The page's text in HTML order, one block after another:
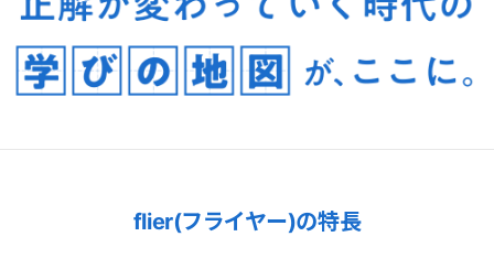
flier(フライヤー)の特長